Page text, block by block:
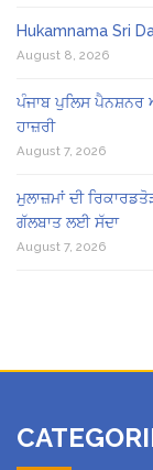
Hukamnama Sri
August 8, 2026
ਪੰਜਾਬ ਪੁਲਿਸ ਪੈਨਸ਼ਨਰ
ਹਾਜ਼ਰੀ
August 7, 2026
ਮੁਲਾਜ਼ਮਾਂ ਦੀ
ਗੱਲਬਾਤ ਲਈ ਸੱਦਾ
August 7, 2026